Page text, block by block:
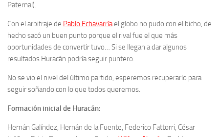
Paternal).
Con el arbitraje de Pablo Echavarríael globo no pudo con el bicho, de
hecho sacó un buen punto porque el rival fue el que más
oportunidades de convertir tuvo… Si se llegan a dar algunos
resultados Huracán podría seguir puntero.
No se vio el nivel del último partido, esperemos recuperarlo para
seguir soñando con lo que todos queremos.
Formación inicial de Huracán:
Hernán Galíndez, Hernán de la Fuente, Federico Fattorri, César